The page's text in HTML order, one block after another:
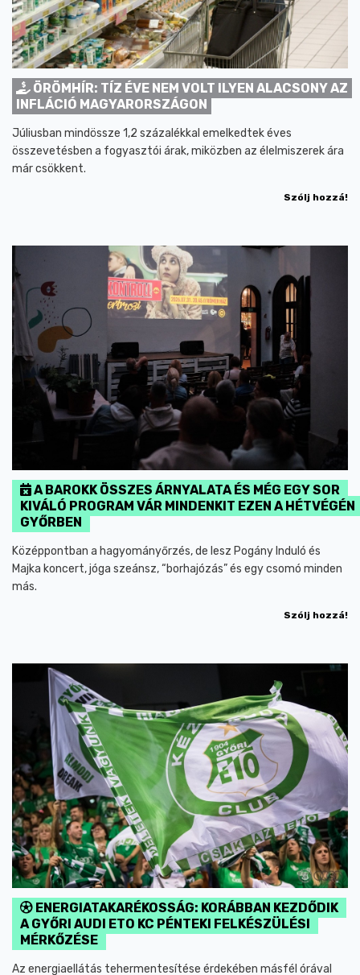
ÖRÖMHÍR: TÍZ ÉVE NEM VOLT ILYEN ALACSONY AZ
INFLÁCIÓ MAGYARORSZÁGON
Júliusban mindössze 1,2 százalékkal emelkedtek éves
összevetésben a fogyasztói árak, miközben az élelmiszerek ára
már csökkent.
Szólj hozzá!
A BAROKK ÖSSZES ÁRNYALATA ÉS MÉG EGY SOR
KIVÁLÓ PROGRAM VÁR MINDENKIT EZEN A HÉTVÉGÉN
GYŐRBEN
Középpontban a hagyományőrzés, de lesz Pogány Induló és
Majka koncert, jóga szeánsz, “borhajózás” és egy csomó minden
más.
Szólj hozzá!
ENERGIATAKARÉKOSSÁG: KORÁBBAN KEZDŐDIK
A GYŐRI AUDI ETO KC PÉNTEKI FELKÉSZÜLÉSI
MÉRKŐZÉSE
Az energiaellátás tehermentesítése érdekében másfél órával